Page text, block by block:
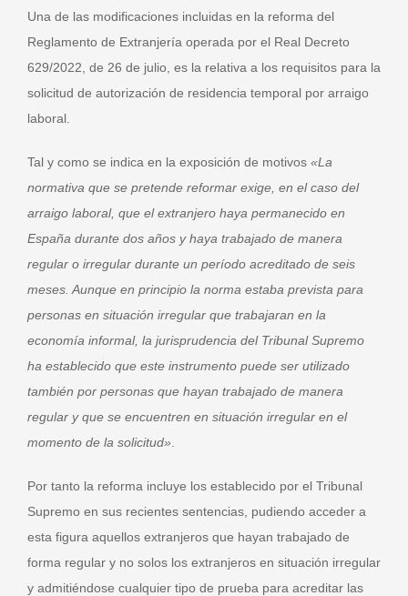
Una de las modificaciones incluidas en la reforma del
Reglamento de Extranjería operada por el Real Decreto
629/2022, de 26 de julio, es la relativa a los requisitos para la
solicitud de autorización de residencia temporal por arraigo
laboral.
Tal y como se indica en la exposición de motivos «La
normativa que se pretende reformar exige, en el caso del
arraigo laboral, que el extranjero haya permanecido en
España durante dos años y haya trabajado de manera
regular o irregular durante un período acreditado de seis
meses. Aunque en principio la norma estaba prevista para
personas en situación irregular que trabajaran en la
economía informal, la jurisprudencia del Tribunal Supremo
ha establecido que este instrumento puede ser utilizado
también por personas que hayan trabajado de manera
regular y que se encuentren en situación irregular en el
momento de la solicitud»
Por tanto la reforma incluye los establecido por el Tribunal
Supremo en sus recientes sentencias, pudiendo acceder a
esta figura aquellos extranjeros que hayan trabajado de
forma regular y no solos los extranjeros en situación irregular
y admitiéndose cualquier tipo de prueba para acreditar las